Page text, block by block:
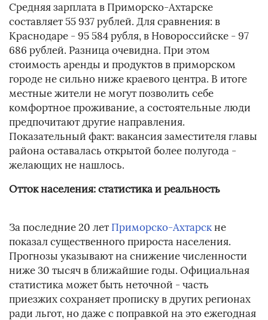
Средняя зарплата в Приморско-Ахтарске
составляет 55 937 рублей. Для сравнения: в
Краснодаре - 95 584 рубля, в Новороссийске - 97
686 рублей. Разница очевидна. При этом
стоимость аренды и продуктов в приморском
городе не сильно ниже краевого центра. В итоге
местные жители не могут позволить себе
комфортное проживание, а состоятельные люди
предпочитают другие направления.
Показательный факт: вакансия заместителя главы
района оставалась открытой более полугода -
желающих не нашлось.
Отток населения: статистика и реальность
За последние 20 лет Приморско-Ахтарскне
показал существенного прироста населения.
Прогнозы указывают на снижение численности
ниже 30 тысяч в ближайшие годы. Официальная
статистика может быть неточной - часть
приезжих сохраняет прописку в других регионах
ради льгот, но даже с поправкой на это ежегодная